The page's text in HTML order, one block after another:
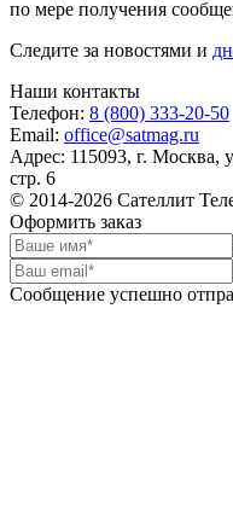
по мере получения
Следите за новостями и
Наши контакты
Телефон: 8 (800) 333-20-50
Email: office@satmag.ru
Адрес: 115093, г. Москва,
стр. 6
© 2014-2026 Сателлит
Оформить заказ
Сообщение успешно